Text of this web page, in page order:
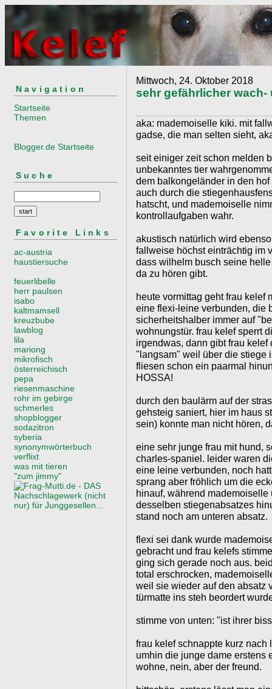
Navigation
Startseite
Themen
Blogger.de Startseite
Suche
Favorite Links
ac-austria
haustiersuche
feuerlibelle
herr paulsen
isabo
kaltmamsell
kreuzbube
lawblog
lila
mariong
mikrofisch
österreichisch
pepa
riesenmaschine
rohr im gebirge
schmerles
shopblogger
sodazitron
syberia
synonymwörterbuch
verflixt
was mit tieren
"zum jimmy"
Mittwoch, 24. Oktober 2018
sehr gefährlicher
aka: mademoiselle kiki. mit
gadse, die man selten sieht,
seit einiger zeit schon melden
unbekanntes tier
dem balkongeländer in den
auch durch die
hatscht, und mademoiselle
kontrollaufgaben wahr.
akustisch natürlich wird
fallweise höchst einträchtig im
dass wilhelm busch seine
da zu hören gibt.
heute vormittag geht frau kelef
eine flexi-leine verbunden, die
sicherheitshalber immer auf
wohnungstür. frau kelef sperrt
irgendwas, dann gibt frau
"langsam" weil über die stiege
fliesen schon ein paarmal
HOSSA!
durch den baulärm auf der
gehsteig saniert, hier im haus
sein) konnte man nicht hören,
eine sehr junge frau mit hund,
charles-spaniel. leider waren
eine leine verbunden, noch
sprang aber fröhlich um die
hinauf, während
desselben stiegenabsatzes
stand noch am unteren absatz.
flexi sei dank wurde
gebracht und frau kelefs
ging sich gerade noch aus.
total erschrocken,
weil sie wieder auf den absatz
türmatte ins steh beordert
stimme von unten: "ist ihrer
frau kelef schnappte kurz nach
umhin die junge dame erstens
wohne, nein, aber der freund.